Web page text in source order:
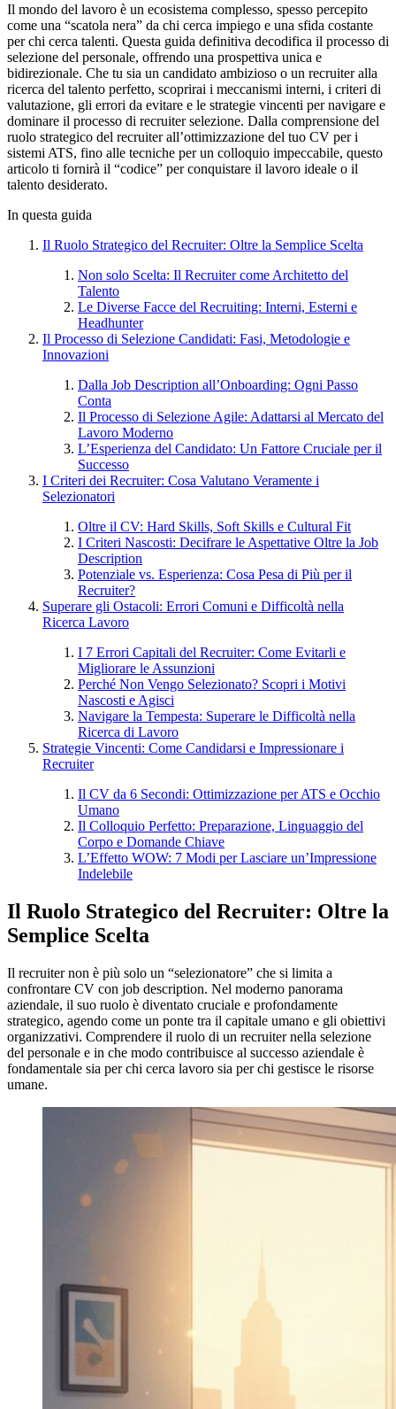
Il mondo del lavoro è un ecosistema complesso, spesso percepito
come una “scatola nera” da chi cerca impiego e una sfida costante
per chi cerca talenti. Questa guida definitiva decodifica il processo di
selezione del personale, offrendo una prospettiva unica e
bidirezionale. Che tu sia un candidato ambizioso o un recruiter alla
ricerca del talento perfetto, scoprirai i meccanismi interni, i criteri di
valutazione, gli errori da evitare e le strategie vincenti per navigare e
dominare il processo di recruiter selezione. Dalla comprensione del
ruolo strategico del recruiter all’ottimizzazione del tuo CV per i
sistemi ATS, fino alle tecniche per un colloquio impeccabile, questo
articolo ti fornirà il “codice” per conquistare il lavoro ideale o il
talento desiderato.
In questa guida
Il Ruolo Strategico del Recruiter: Oltre la Semplice Scelta
Non solo Scelta: Il Recruiter come Architetto del
Talento
Le Diverse Facce del Recruiting: Interni, Esterni e
Headhunter
Il Processo di Selezione Candidati: Fasi, Metodologie e
Innovazioni
Dalla Job Description all’Onboarding: Ogni Passo
Conta
Il Processo di Selezione Agile: Adattarsi al Mercato del
Lavoro Moderno
L’Esperienza del Candidato: Un Fattore Cruciale per il
Successo
I Criteri dei Recruiter: Cosa Valutano Veramente i
Selezionatori
Oltre il CV: Hard Skills, Soft Skills e Cultural Fit
I Criteri Nascosti: Decifrare le Aspettative Oltre la Job
Description
Potenziale vs. Esperienza: Cosa Pesa di Più per il
Recruiter?
Superare gli Ostacoli: Errori Comuni e Difficoltà nella
Ricerca Lavoro
I 7 Errori Capitali del Recruiter: Come Evitarli e
Migliorare le Assunzioni
Perché Non Vengo Selezionato? Scopri i Motivi
Nascosti e Agisci
Navigare la Tempesta: Superare le Difficoltà nella
Ricerca di Lavoro
Strategie Vincenti: Come Candidarsi e Impressionare i
Recruiter
Il CV da 6 Secondi: Ottimizzazione per ATS e Occhio
Umano
Il Colloquio Perfetto: Preparazione, Linguaggio del
Corpo e Domande Chiave
L’Effetto WOW: 7 Modi per Lasciare un’Impressione
Indelebile
Il Ruolo Strategico del Recruiter: Oltre la
Semplice Scelta
Il recruiter non è più solo un “selezionatore” che si limita a
confrontare CV con job description. Nel moderno panorama
aziendale, il suo ruolo è diventato cruciale e profondamente
strategico, agendo come un ponte tra il capitale umano e gli obiettivi
organizzativi. Comprendere il ruolo di un recruiter nella selezione
del personale e in che modo contribuisce al successo aziendale è
fondamentale sia per chi cerca lavoro sia per chi gestisce le risorse
umane.